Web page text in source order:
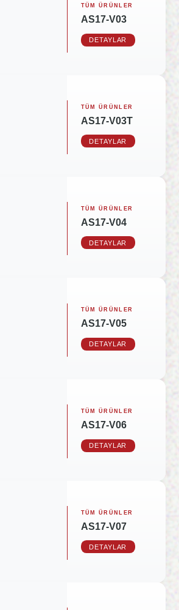
TÜM ÜRÜNLER
AS17-V03
DETAYLAR
TÜM ÜRÜNLER
AS17-V03T
DETAYLAR
TÜM ÜRÜNLER
AS17-V04
DETAYLAR
TÜM ÜRÜNLER
AS17-V05
DETAYLAR
TÜM ÜRÜNLER
AS17-V06
DETAYLAR
TÜM ÜRÜNLER
AS17-V07
DETAYLAR